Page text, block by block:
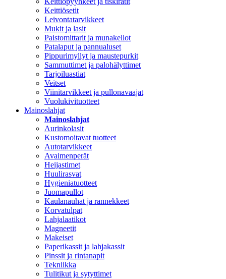
Keittiösetit
Leivontatarvikkeet
Mukit ja lasit
Paistomittarit ja munakellot
Patalaput ja pannualuset
Pippurimyllyt ja maustepurkit
Sammuttimet ja palohälyttimet
Tarjoiluastiat
Veitset
Viinitarvikkeet ja pullonavaajat
Vuolukivituotteet
Mainoslahjat
Mainoslahjat
Aurinkolasit
Kustomoitavat tuotteet
Autotarvikkeet
Avaimenperät
Heijastimet
Huulirasvat
Hygieniatuotteet
Juomapullot
Kaulanauhat ja rannekkeet
Korvatulpat
Lahjalaatikot
Magneetit
Makeiset
Paperikassit ja lahjakassit
Pinssit ja rintanapit
Tekniikka
Tulitikut ja sytyttimet